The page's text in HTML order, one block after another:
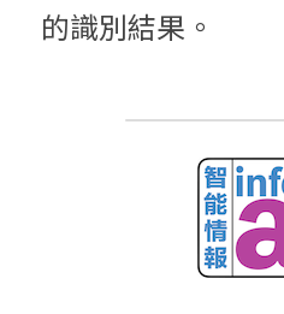
的識別結果。